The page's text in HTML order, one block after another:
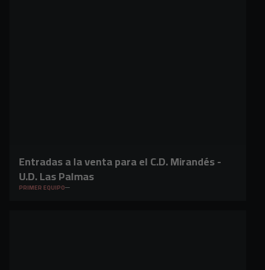
Entradas a la venta para el C.D. Mirandés -
U.D. Las Palmas
PRIMER EQUIPO